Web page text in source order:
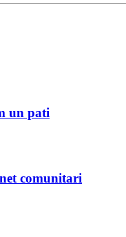
un pati
comunitari